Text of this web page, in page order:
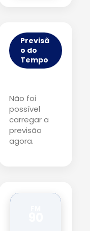
Previsã
o do
Tempo
Não foi
possível
carregar a
previsão
agora.